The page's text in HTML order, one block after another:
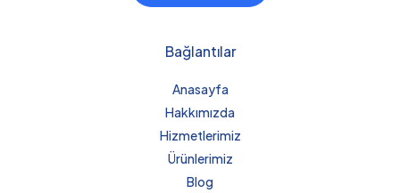
Bağlantılar
Anasayfa
Hakkımızda
Hizmetlerimiz
Ürünlerimiz
Blog